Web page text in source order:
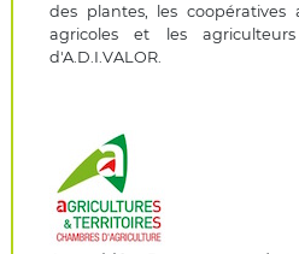
des plantes, les coopératives
agricoles et les
d'A.D.I.VALOR.